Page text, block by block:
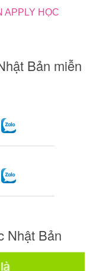
APPLY HỌC
Bản miễn
Nhật Bản